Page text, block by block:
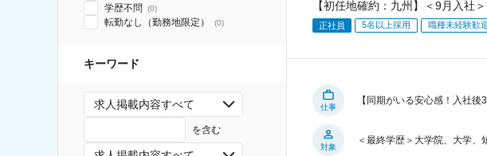
学歴不問 (0)
転勤なし（勤務地限定） (0)
キーワード
求人掲載内容すべて
を含む
【初任地確約：九州】＜9月入社
正社員 5名以上採用 職種未経験歓
仕事
【同期がいる安心感！入社
対象
＜最終学歴＞大学院、大学